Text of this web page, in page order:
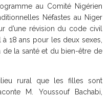
au Comité Nigérien
Néfastes au Niger
d’une révision du code civil
18 ans pour les deux sexes,
la santé et du bien-être de
rural que les filles sont
M. Youssouf Bachabi,